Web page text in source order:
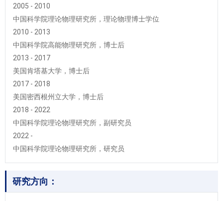
2005 - 2010
中国科学院理论物理研究所，理论物理博士学位
2010 - 2013
中国科学院高能物理研究所，博士后
2013 - 2017
美国肯塔基大学，博士后
2017 - 2018
美国密西根州立大学，博士后
2018 - 2022
中国科学院理论物理研究所，副研究员
2022 -
中国科学院理论物理研究所，研究员
研究方向：